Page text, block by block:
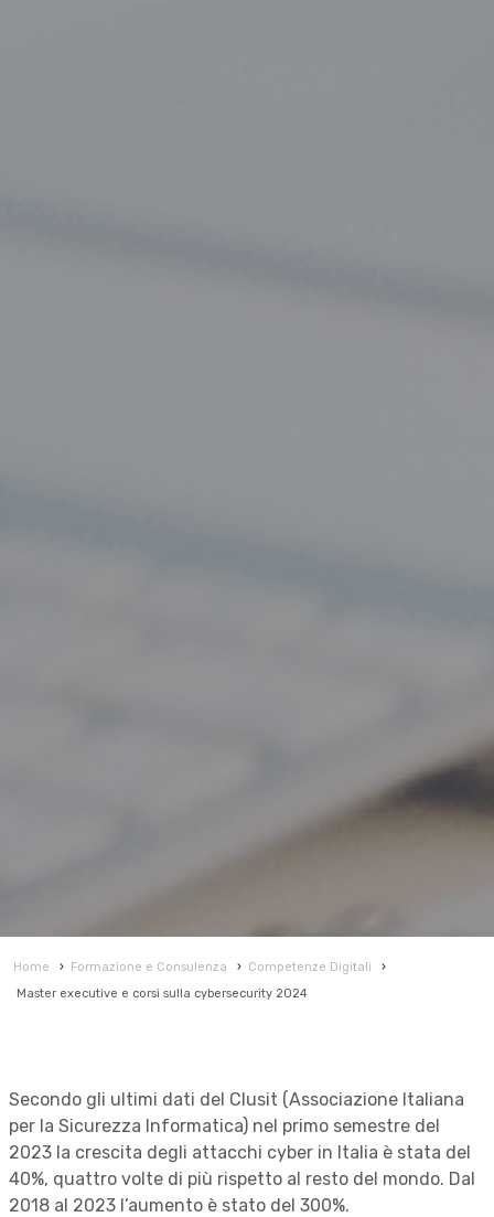
Home › Formazione e Consulenza › Competenze Digitali
›
Master executive e corsi sulla cybersecurity 2024
Secondo gli ultimi dati del Clusit (Associazione Italiana
per la Sicurezza Informatica) nel primo semestre del
2023 la crescita degli attacchi cyber in Italia è stata del
40%, quattro volte di più rispetto al resto del mondo. Dal
2018 al 2023 l’aumento è stato del 300%.